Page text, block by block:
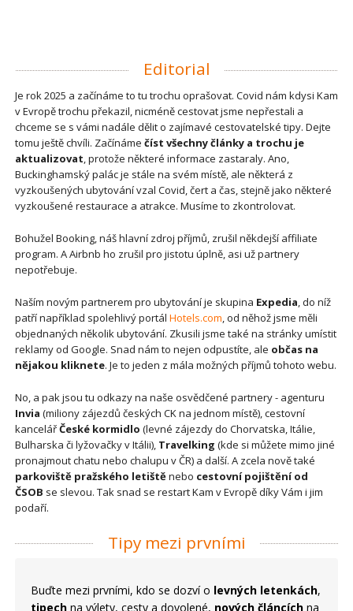
Editorial
Je rok 2025 a začínáme to tu trochu oprašovat. Covid nám kdysi Kam
v Evropě trochu překazil, nicméně cestovat jsme nepřestali a
chceme se s vámi nadále dělit o zajímavé cestovatelské tipy. Dejte
tomu ještě chvíli. Začínáme číst všechny články a trochu je
aktualizovat, protože některé informace zastaraly. Ano,
Buckinghamský palác je stále na svém místě, ale některá z
vyzkoušených ubytování vzal Covid, čert a čas, stejně jako některé
vyzkoušené restaurace a atrakce. Musíme to zkontrolovat.
Bohužel Booking, náš hlavní zdroj příjmů, zrušil někdejší affiliate
program. A Airbnb ho zrušil pro jistotu úplně, asi už partnery
nepotřebuje.
Naším novým partnerem pro ubytování je skupina Expedia, do níž
patří například spolehlivý portál Hotels.com, od něhož jsme měli
objednaných několik ubytování. Zkusili jsme také na stránky umístit
reklamy od Google. Snad nám to nejen odpustíte, ale občas na
nějakou kliknete. Je to jeden z mála možných příjmů tohoto webu.
No, a pak jsou tu odkazy na naše osvědčené partnery - agenturu
Invia (miliony zájezdů českých CK na jednom místě), cestovní
kancelářČeské kormidlo (levné zájezdy do Chorvatska, Itálie,
Bulharska či lyžovačky v Itálii), Travelking (kde si můžete mimo jiné
pronajmout chatu nebo chalupu v ČR) a další. A zcela nově také
parkoviště pražského letištěnebo cestovní pojištění od
ČSOB se slevou. Tak snad se restart Kam v Evropě díky Vám i jim
podaří.
Tipy mezi prvními
Buďte mezi prvními, kdo se dozví o levných letenkách,
tipech na výlety, cesty a dovolené, nových článcích na